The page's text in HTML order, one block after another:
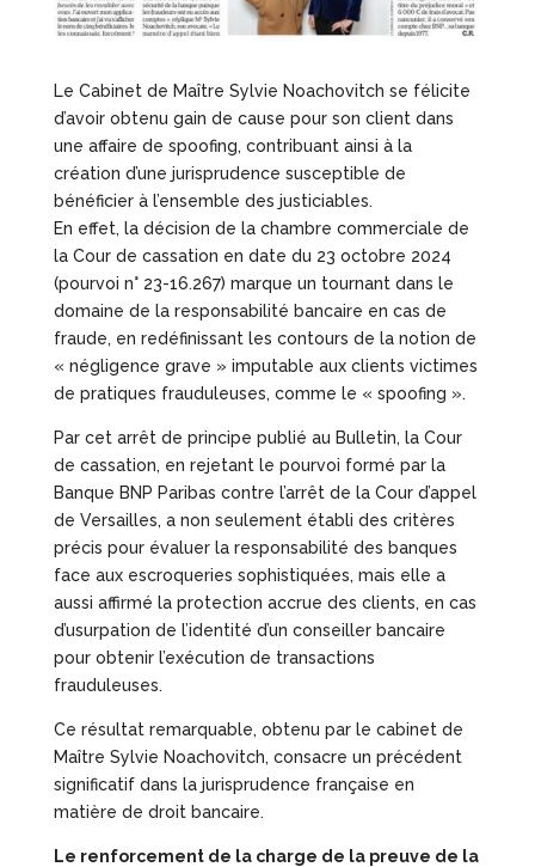
Le Cabinet de Maître Sylvie Noachovitch se félicite
d’avoir obtenu gain de cause pour son client dans
une affaire de spoofing, contribuant ainsi à la
création d’une jurisprudence susceptible de
bénéficier à l’ensemble des justiciables.
En effet, la décision de la chambre commerciale de
la Cour de cassation en date du 23 octobre 2024
(pourvoi n° 23-16.267) marque un tournant dans le
domaine de la responsabilité bancaire en cas de
fraude, en redéfinissant les contours de la notion de
« négligence grave » imputable aux clients victimes
de pratiques frauduleuses, comme le « spoofing ».
Par cet arrêt de principe publié au Bulletin, la Cour
de cassation, en rejetant le pourvoi formé par la
Banque BNP Paribas contre l’arrêt de la Cour d’appel
de Versailles, a non seulement établi des critères
précis pour évaluer la responsabilité des banques
face aux escroqueries sophistiquées, mais elle a
aussi affirmé la protection accrue des clients, en cas
d’usurpation de l’identité d’un conseiller bancaire
pour obtenir l’exécution de transactions
frauduleuses.
Ce résultat remarquable, obtenu par le cabinet de
Maître Sylvie Noachovitch, consacre un précédent
significatif dans la jurisprudence française en
matière de droit bancaire.
Le renforcement de la charge de la preuve de la